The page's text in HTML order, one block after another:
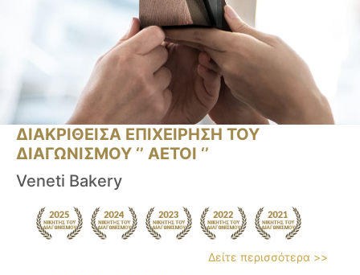
ΔΙΑΚΡΙΘΕΙΣΑ ΕΠΙΧΕΙΡΗΣΗ ΤΟΥ
ΔΙΑΓΩΝΙΣΜΟΥ ‘’ ΑΕΤΟΙ ‘’
Veneti Bakery
Δείτε περισσότερα >>